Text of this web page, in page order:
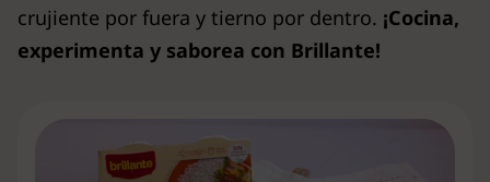
crujiente por fuera y tierno por dentro. ¡Cocina,
experimenta y saborea con Brillante!